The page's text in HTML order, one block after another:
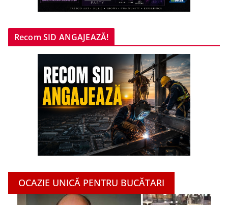
Recom SID ANGAJEAZĂ!
OCAZIE UNICĂ PENTRU BUCĂTARI